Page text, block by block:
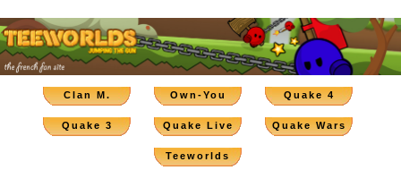
Clan M. Own-You Quake 4
Quake 3 Quake Live Quake Wars
Teeworlds